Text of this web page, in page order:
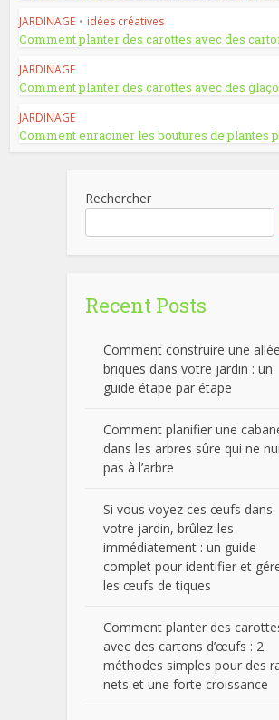
JARDINAGE • idées créatives
Comment planter des carottes avec des
JARDINAGE
Comment planter des carottes avec des
JARDINAGE
Comment enraciner les boutures de plantes
Rechercher
Recent Posts
Comment construire une
briques dans votre jardin : un
guide étape par étape
Comment planifier une
dans les arbres sûre qui ne
pas à l’arbre
Si vous voyez ces œufs dans
votre jardin, brûlez-les
immédiatement : un guide
complet pour identifier et
les œufs de tiques
Comment planter des
avec des cartons d’œufs : 2
méthodes simples pour des
nets et une forte croissance